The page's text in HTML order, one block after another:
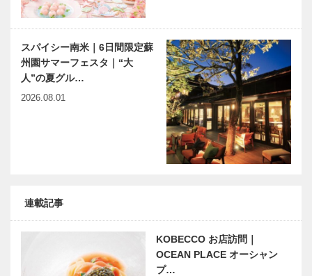
スパイシー南米｜6日間限定蘇
州園サマーフェスタ｜“大
人”の夏グル…
2026.08.01
連載記事
KOBECCO お店訪問｜
OCEAN PLACE オーシャン
プ…